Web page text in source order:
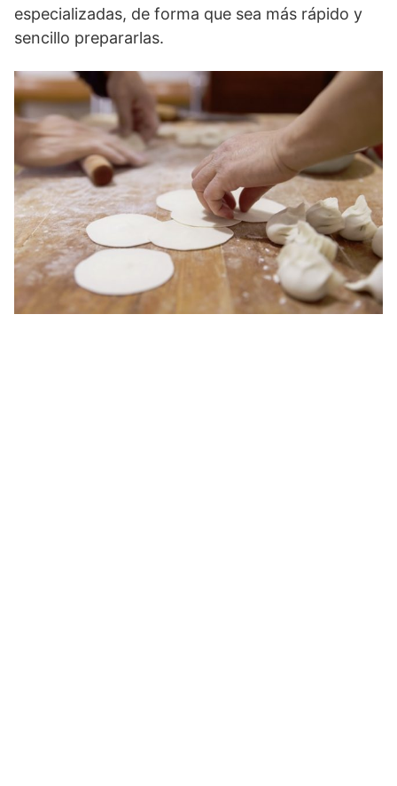
especializadas, de forma que sea más rápido y
sencillo prepararlas.